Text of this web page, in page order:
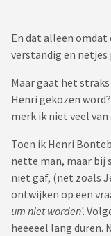
En dat alleen omdat
verstandig en netjes
Maar gaat het
Henri gekozen
merk ik niet veel
Toen ik Henri
nette man, maar bij
niet gaf, (net zoals
ontwijken op een
um niet worden'.
heeeeel lang duren.